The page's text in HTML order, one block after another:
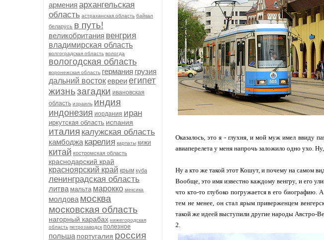
армения архангельская
область астраханская область байкал
беларусь в путь!
великобритания венгрия
владимирская область
волгоградская область вологда
вологодская область
воронежская область германия грузия
дальний востокевреиегипет
жизньзагадки ивановская
область израиль индия
индонезия иордания иран
иркутская область испания
италия калужская область
камбоджа карелия карпаты кижи
китай костромская область
краснодарский край
красноярский край крым куба
ленинградская область
литва мальта марокко мексика
молдова москва
московская область
нагорный карабах нижегородская
область петрозаводск полезное
польша португалия россия
Оказалось, это я - глухня, и мой муж имел ввиду
авиаперелета у меня напрочь заложило одно ухо.
Ну а кто же такой этот Кошут, и почему на самом
Вообще, это имя известно каждому венгру, и его
что кто-то глубоко погружается в его
тем не менее, он стал ярым приверженцем
такой же идеей выступили другие народы Австро-
2.